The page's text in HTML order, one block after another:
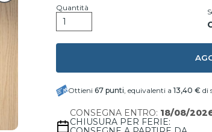
Quantità
Ottieni 67 punti, equivalenti a 13,40 € di
CONSEGNA ENTRO: 18/08/
CHIUSURA PER FERIE: